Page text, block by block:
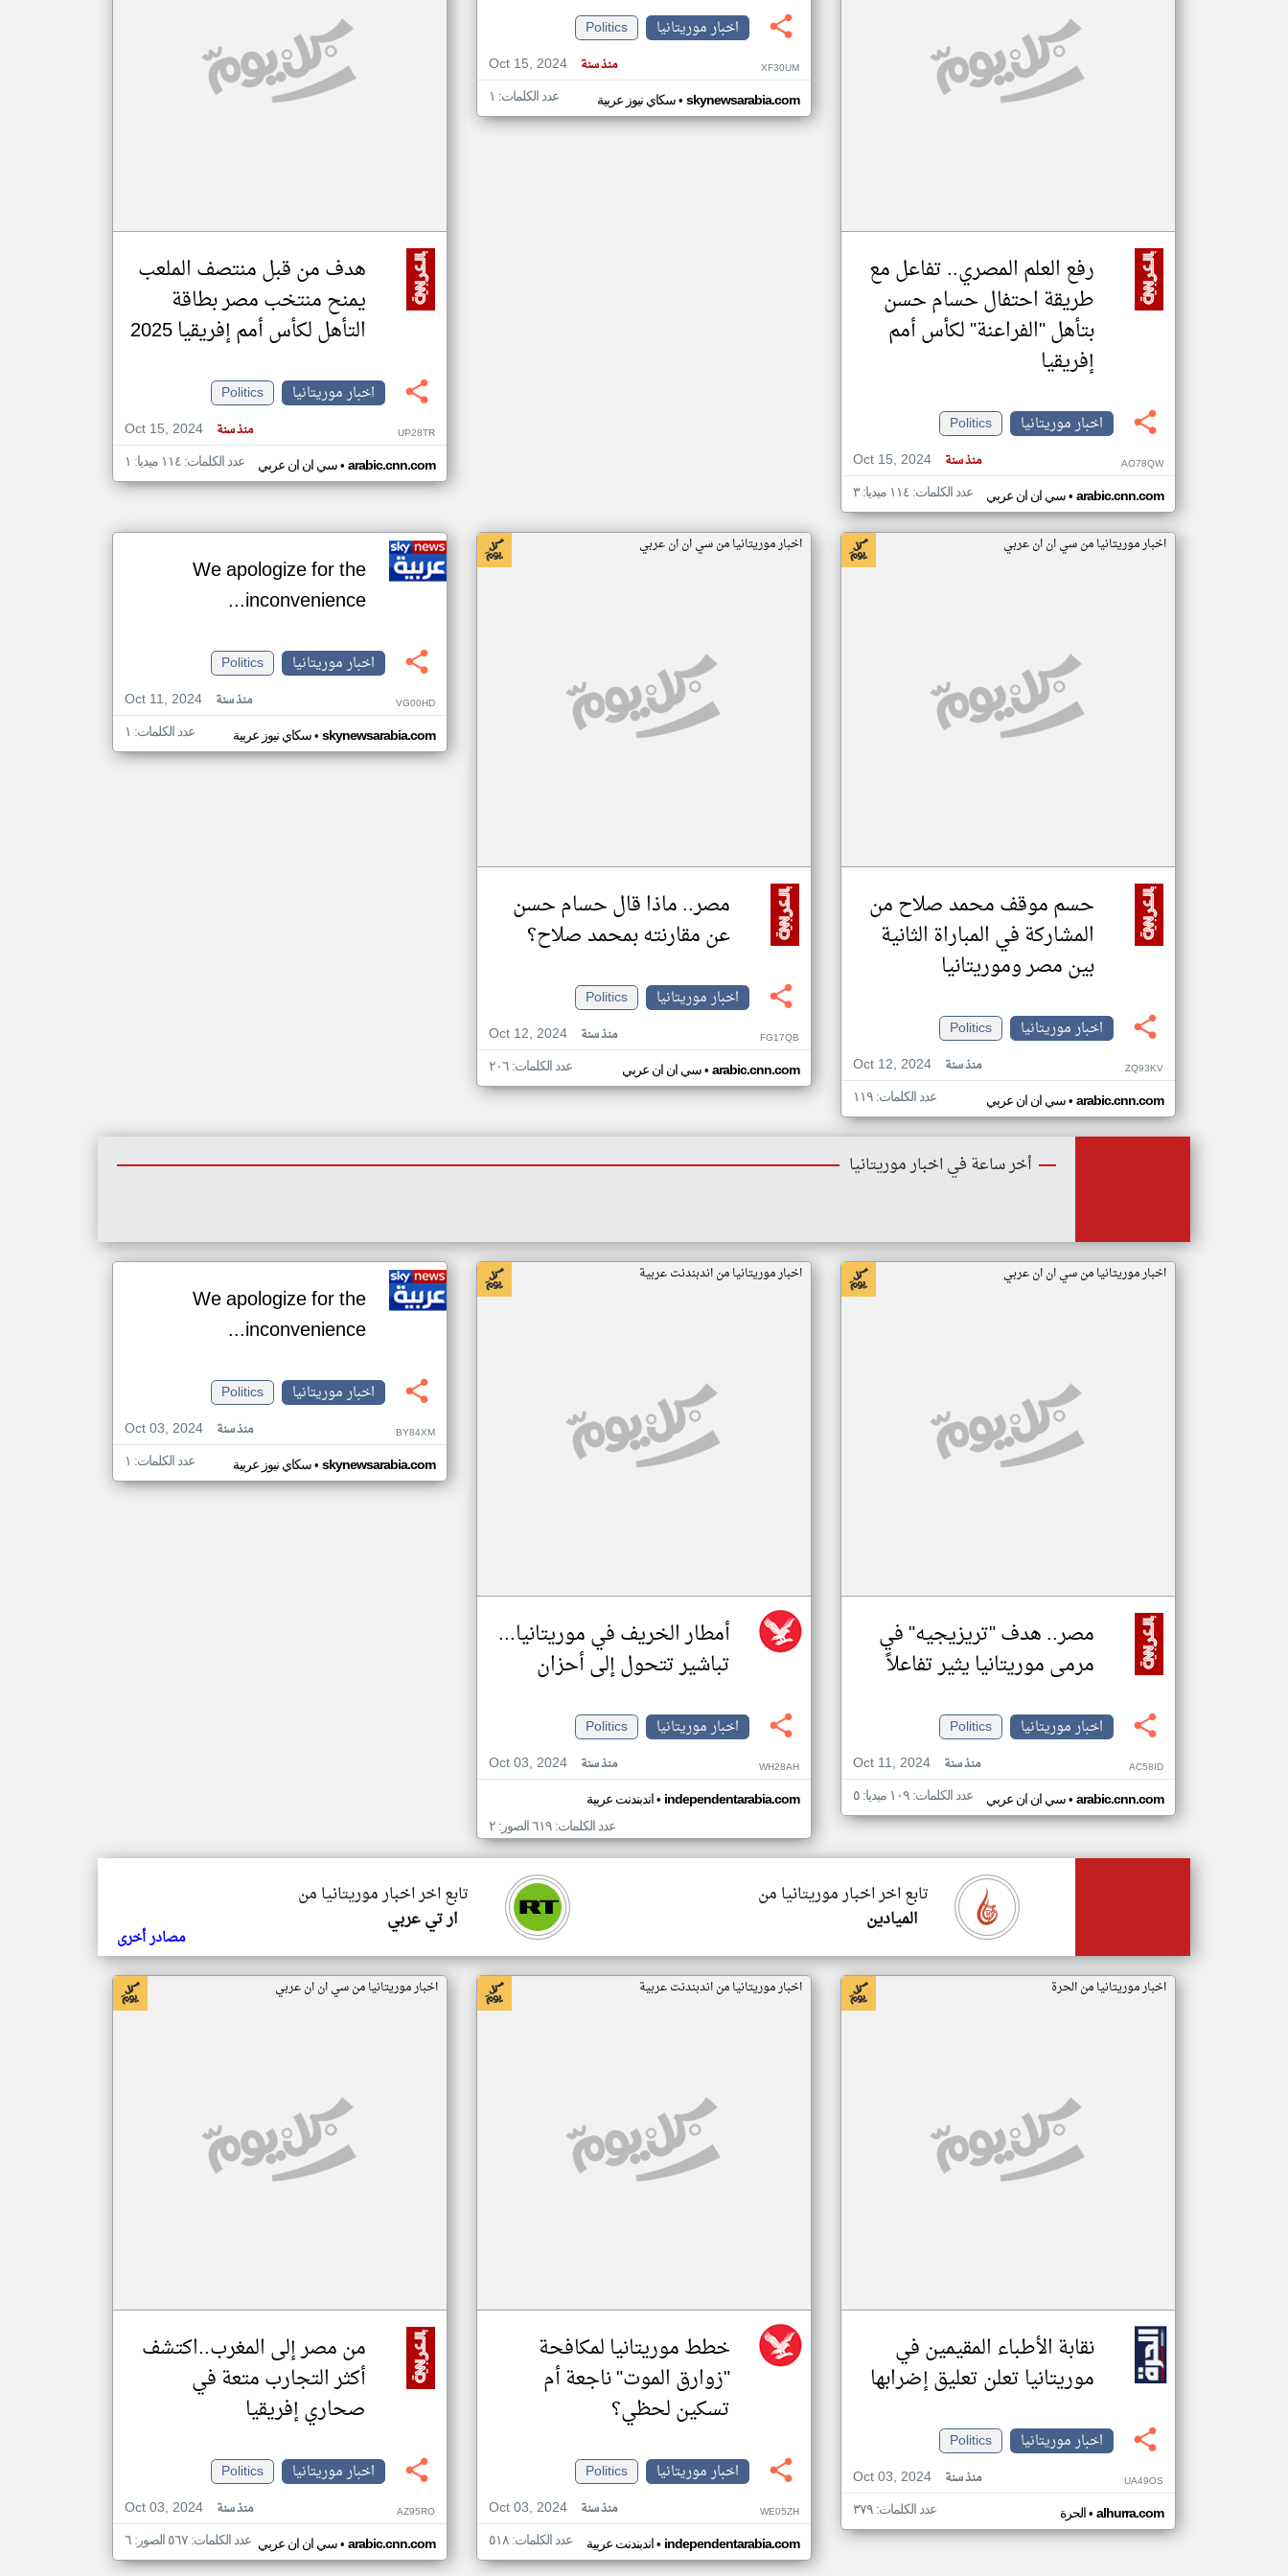
مصادر الأخبار من موريتانيا
رفع العلم المصري.. تفاعل مع
طريقة احتفال حسام حسن
بتأهل "الفراعنة" لكأس أمم
إفريقيا
اخبار موريتانيا
Politics
Oct 15, 2024
منذ سنة AO78QW
سي ان ان عربي• arabic.cnn.com عدد الكلمات: ١١٤ ميديا: ٣
اخبار موريتانيا
Politics
Oct 15, 2024
منذ سنة XF30UM
سكاي نيوز عربية• skynewsarabia.com عدد الكلمات: ١
هدف من قبل منتصف الملعب
يمنح منتخب مصر بطاقة
التأهل لكأس أمم إفريقيا 2025
اخبار موريتانيا
Politics
Oct 15, 2024
منذ سنة UP28TR
سي ان ان عربي• arabic.cnn.com عدد الكلمات: ١١٤ ميديا: ١
اخبار موريتانيا من سي ان ان عربي
حسم موقف محمد صلاح من
المشاركة في المباراة الثانية
بين مصر وموريتانيا
اخبار موريتانيا
Politics
Oct 12, 2024
منذ سنة ZQ93KV
سي ان ان عربي• arabic.cnn.com عدد الكلمات: ١١٩
اخبار موريتانيا من سي ان ان عربي
مصر.. ماذا قال حسام حسن
عن مقارنته بمحمد صلاح؟
اخبار موريتانيا
Politics
Oct 12, 2024
منذ سنة FG17QB
سي ان ان عربي• arabic.cnn.com عدد الكلمات: ٢٠٦
We apologize for the
inconvenience...
اخبار موريتانيا
Politics
Oct 11, 2024
منذ سنة VG00HD
سكاي نيوز عربية• skynewsarabia.com عدد الكلمات: ١
أخر ساعة في اخبار موريتانيا
اخبار موريتانيا من سي ان ان عربي
مصر.. هدف "تريزيجيه" في
مرمى موريتانيا يثير تفاعلاً
اخبار موريتانيا
Politics
Oct 11, 2024
منذ سنة AC58ID
سي ان ان عربي• arabic.cnn.com عدد الكلمات: ١٠٩ ميديا: ٥
اخبار موريتانيا من اندبندنت عربية
أمطار الخريف في موريتانيا...
تباشير تتحول إلى أحزان
اخبار موريتانيا
Politics
Oct 03, 2024
منذ سنة WH28AH
اندبندنت عربية• independentarabia.com
عدد الكلمات: ٦١٩ الصور: ٢
We apologize for the
inconvenience...
اخبار موريتانيا
Politics
Oct 03, 2024
منذ سنة BY84XM
سكاي نيوز عربية• skynewsarabia.com عدد الكلمات: ١
تابع اخر اخبار موريتانيا من
ار تي عربي
تابع اخر اخبار موريتانيا من
الميادين
مصادر أخرى
اخبار موريتانيا من الحرة
نقابة الأطباء المقيمين في
موريتانيا تعلن تعليق إضرابها
اخبار موريتانيا
Politics
Oct 03, 2024
منذ سنة UA49OS
الحرة• alhurra.com عدد الكلمات: ٣٧٩
اخبار موريتانيا من اندبندنت عربية
خطط موريتانيا لمكافحة
"زوارق الموت" ناجعة أم
تسكين لحظي؟
اخبار موريتانيا
Politics
Oct 03, 2024
منذ سنة WE05ZH
اندبندنت عربية• independentarabia.com عدد الكلمات: ٥١٨
اخبار موريتانيا من سي ان ان عربي
من مصر إلى المغرب..اكتشف
أكثر التجارب متعة في
صحاري إفريقيا
اخبار موريتانيا
Politics
Oct 03, 2024
منذ سنة AZ95RO
سي ان ان عربي• arabic.cnn.com عدد الكلمات: ٥٦٧ الصور: ٦